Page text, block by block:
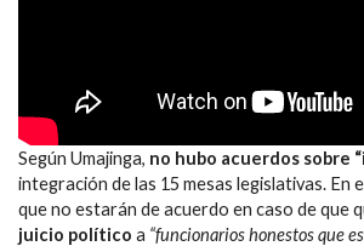
Según Umajinga, no hubo acuerdos sobre
integración de las 15 mesas legislativas. En
que no estarán de acuerdo en caso de que
juicio político a “funcionarios honestos que